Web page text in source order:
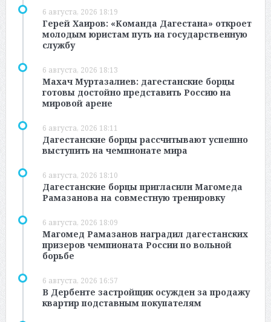
6 августа, 2026 18:19
Герей Хаиров: «Команда Дагестана» откроет
молодым юристам путь на государственную
службу
6 августа, 2026 18:13
Махач Муртазалиев: дагестанские борцы
готовы достойно представить Россию на
мировой арене
6 августа, 2026 18:11
Дагестанские борцы рассчитывают успешно
выступить на чемпионате мира
6 августа, 2026 18:10
Дагестанские борцы пригласили Магомеда
Рамазанова на совместную тренировку
6 августа, 2026 18:09
Магомед Рамазанов наградил дагестанских
призеров чемпионата России по вольной
борьбе
6 августа, 2026 16:57
В Дербенте застройщик осужден за продажу
квартир подставным покупателям